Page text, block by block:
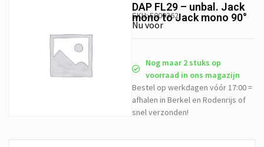
DAP FL29 – unbal. Jack
mono to Jack mono 90°
SKU: 5009362
Nu voor
Nog maar 2 stuks op
voorraad in ons magazijn
Bestel op werkdagen vóór 17:00 =
afhalen in Berkel en Rodenrijs of
snel verzonden!